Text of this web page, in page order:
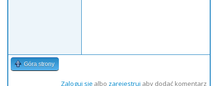
Góra strony
Zaloguj sięalbo zarejestruj aby dodać komentarz